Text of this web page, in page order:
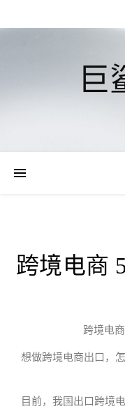
巨
跨境电商
跨境电
想做跨境电商出口，
目前，我国出口跨境